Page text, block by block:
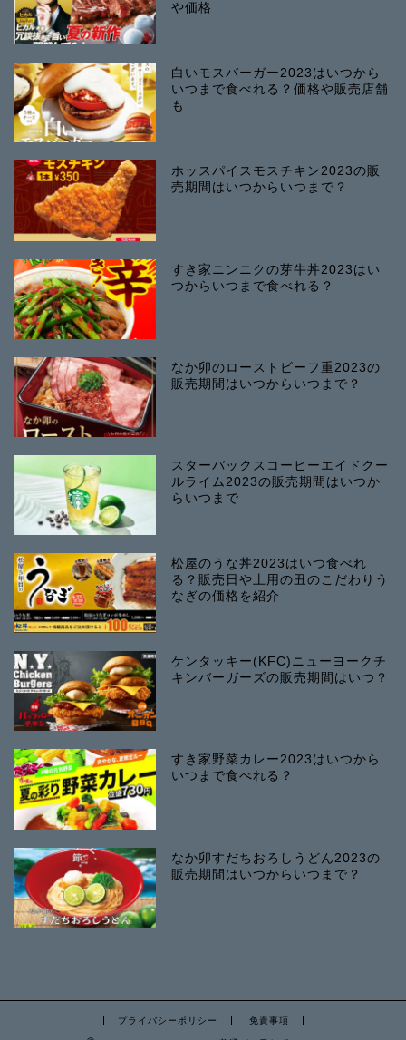
や価格
白いモスバーガー2023はいつから
いつまで食べれる？価格や販売店舗
も
ホッスパイスモスチキン2023の販
売期間はいつからいつまで？
すき家ニンニクの芽牛丼2023はい
つからいつまで食べれる？
なか卯のローストビーフ重2023の
販売期間はいつからいつまで？
スターバックスコーヒーエイドクー
ルライム2023の販売期間はいつか
らいつまで
松屋のうな丼2023はいつ食べれ
る？販売日や土用の丑のこだわりう
なぎの価格を紹介
ケンタッキー(KFC)ニューヨークチ
キンバーガーズの販売期間はいつ？
すき家野菜カレー2023はいつから
いつまで食べれる？
なか卯すだちおろしうどん2023の
販売期間はいつからいつまで？
プライバシーポリシー 免責事項